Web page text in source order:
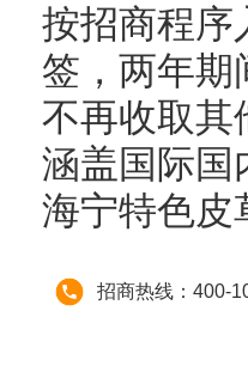
按招商程序
签，两年期
不再收取其
涵盖国际国
海宁特色皮
招商热线：400-